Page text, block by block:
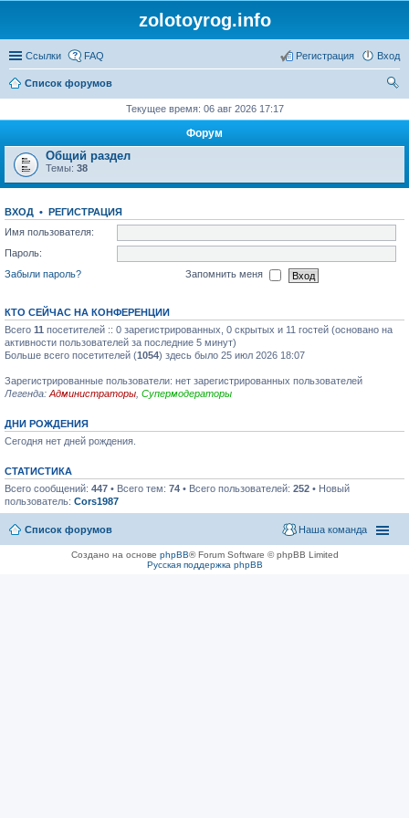
zolotoyrog.info
Ссылки FAQ Вход
Регистрация
Список форумов
Текущее время: 06 авг 2026 17:17
Форум
Общий раздел
Темы: 38
ВХОД • РЕГИСТРАЦИЯ
Имя пользователя:
Пароль:
Забыли пароль?
Запомнить меня
КТО СЕЙЧАС НА КОНФЕРЕНЦИИ
Всего 11 посетителей :: 0 зарегистрированных, 0 скрытых и 11 гостей (основано на
активности пользователей за последние 5 минут)
Больше всего посетителей (1054) здесь было 25 июл 2026 18:07
Зарегистрированные пользователи: нет зарегистрированных пользователей
Легенда: Администраторы Супермодераторы
ДНИ РОЖДЕНИЯ
Сегодня нет дней рождения.
СТАТИСТИКА
Всего сообщений: 447 • Всего тем: 74 • Всего пользователей: 252 • Новый
пользователь: Cors1987
Список форумов Наша команда
Создано на основе phpBB® Forum Software © phpBB Limited
Русская поддержка phpBB